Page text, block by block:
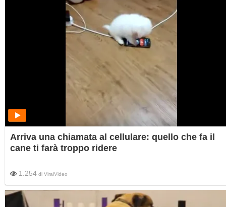
Arriva una chiamata al cellulare: quello che fa il
cane ti farà troppo ridere
1.254 di ViralVideo